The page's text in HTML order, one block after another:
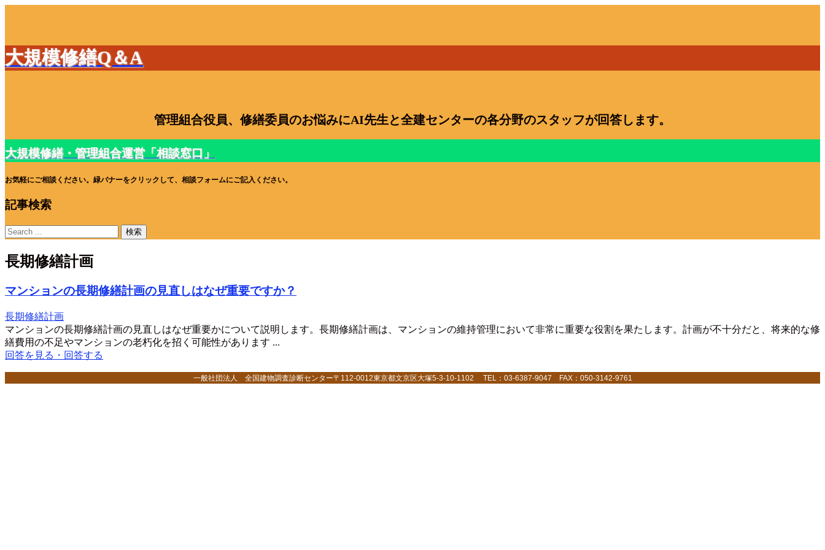
大規模修繕Q＆A
管理組合役員、修繕委員のお悩みにAI先生と全建センターの各分野のスタッフが回答します。
大規模修繕・管理組合運営「相談窓口」
お気軽にご相談ください。緑バナーをクリックして、相談フォームにご記入ください。
記事検索
長期修繕計画
マンションの長期修繕計画の見直しはなぜ重要ですか？
長期修繕計画
マンションの長期修繕計画の見直しはなぜ重要かについて説明します。長期修繕計画は、マンションの維持管理において非常に重要な役割を果たします。計画が不十分だと、将来的な修
繕費用の不足やマンションの老朽化を招く可能性があります ...
回答を見る・回答する
一般社団法人 全国建物調査診断センター〒112-0012東京都文京区大塚5-3-10-1102 TEL：03-6387-9047 FAX：050-3142-9761